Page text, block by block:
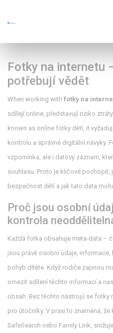
Fotky na internetu
potřebují vědět
When working with fotky na
sdílejí online, představují riziko
known as online fotky dětí, it
kontrolu a správné digitální návyky.
vzpomínka, ale i datový záznam,
souhlasu. Proto je klíčové pochopit,
bezpečnost dětí a jak tato data
Proč jsou osobní
kontrola
Každá fotka obsahuje meta‑data –
jsou právě osobní údaje, informace,
pohyb dítěte. Když rodiče zapnou
omezit sdílení těchto informací a
obsah. Bez těchto nástrojů se fotky
pro útočníky. V praxi to znamená,
SafeSearch nebo Family Link,